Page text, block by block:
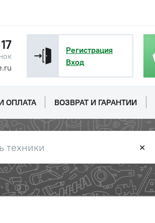
Регистрация
Вход
ОПЛАТА ВОЗВРАТ И ГАРАНТИИ
✕